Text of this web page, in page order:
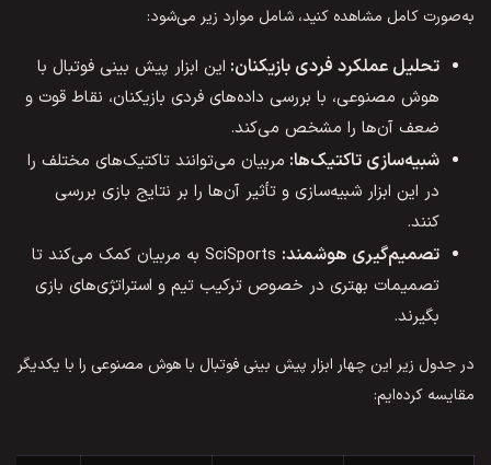
به‌صورت کامل مشاهده کنید، شامل موارد زیر می‌شود:
تحلیل عملکرد فردی بازیکنان: این ابزار پیش بینی فوتبال با
هوش مصنوعی، با بررسی داده‌های فردی بازیکنان، نقاط قوت و
ضعف آن‌ها را مشخص می‌کند.
شبیه‌سازی تاکتیک‌ها: مربیان می‌توانند تاکتیک‌های مختلف را
در این ابزار شبیه‌سازی و تأثیر آن‌ها را بر نتایج بازی بررسی
کنند.
تصمیم‌گیری هوشمند:
SciSports به مربیان کمک می‌کند تا
تصمیمات بهتری در خصوص ترکیب تیم و استراتژی‌های بازی
بگیرند.
در جدول زیر این چهار ابزار پیش بینی فوتبال با هوش مصنوعی را با یکدیگر
مقایسه کرده‌ایم: